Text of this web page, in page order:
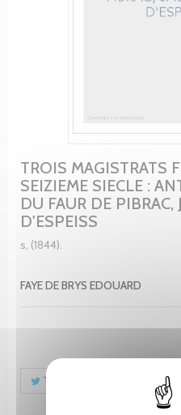
TROIS MAGISTRATS
SEIZIEME SIECLE :
DU FAUR DE PIBRAC,
D'ESPEISS
s, (1844).
FAYE DE BRYS EDOUARD
Tweet